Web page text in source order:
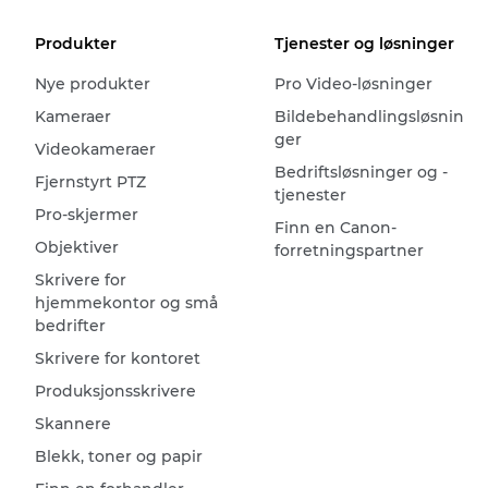
Produkter
Nye produkter
Kameraer
Videokameraer
Fjernstyrt PTZ
Pro-skjermer
Objektiver
Skrivere for
hjemmekontor og små
bedrifter
Skrivere for kontoret
Produksjonsskrivere
Skannere
Blekk, toner og papir
Tjenester og løsninger
Pro Video-løsninger
Bildebehandlingsløsnin
ger
Bedriftsløsninger og -
tjenester
Finn en Canon-
forretningspartner